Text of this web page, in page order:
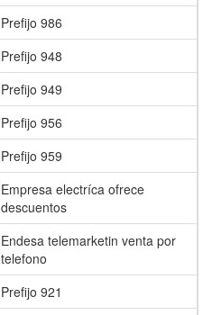
Prefijo 986
Prefijo 948
Prefijo 949
Prefijo 956
Prefijo 959
Empresa electríca ofrece
descuentos
Endesa telemarketin venta por
telefono
Prefijo 921